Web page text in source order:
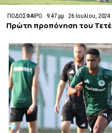
ΠΟΔΟΣΦΑΙΡΟ 9:47 μμ 26 Ιουλίου, 2024
Πρώτη προπόνηση του Τετέ